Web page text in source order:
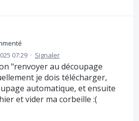
07:29 · Signaler
"renvoyer au découpage
je dois télécharger,
automatique, et ensuite
et vider ma corbeille :(